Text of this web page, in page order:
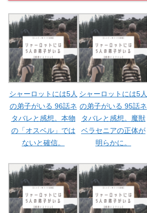
シャーロットには5人
の弟子がいる 96話ネ
タバレと感想。本物
の「オスベル」では
ないと確信。
シャーロットには5人
の弟子がいる 95話ネ
タバレと感想。魔獣
ベラセニアの正体が
明らかに。